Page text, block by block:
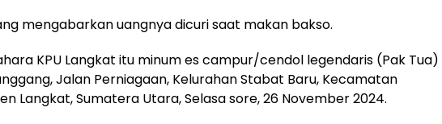
mengabarkan uangnya dicuri saat makan bakso.
KPU Langkat itu minum es campur/cendol legendaris (Pak Tua)
Jalan Perniagaan, Kelurahan Stabat Baru, Kecamatan
Langkat, Sumatera Utara, Selasa sore, 26 November 2024.